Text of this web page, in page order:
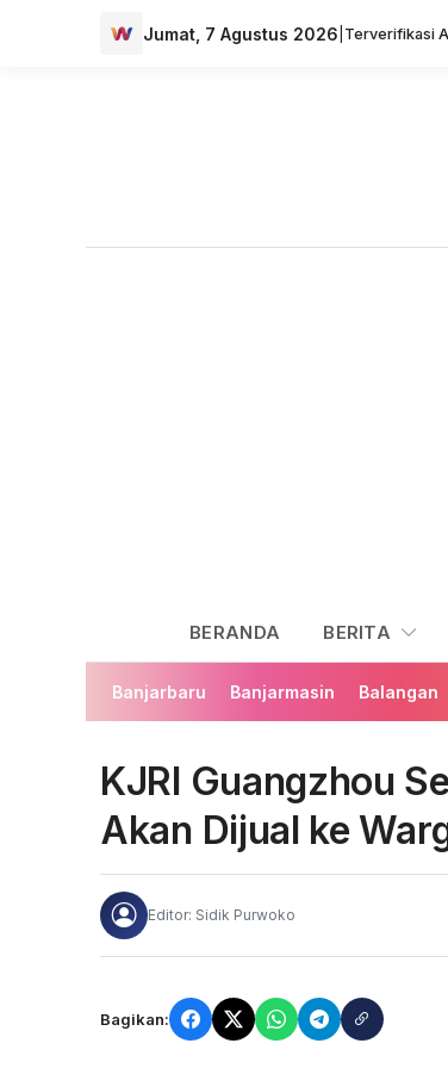
Jumat, 7 Agustus 2026 Terverifikasi
BERANDA BERITA
Banjarbaru Banjarmasin Balangan
KJRI Guangzhou
Akan Dijual ke
Editor: Sidik Purwoko
Bagikan: